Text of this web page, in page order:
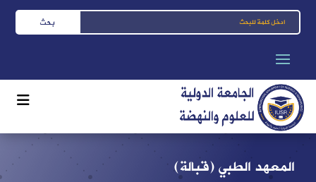
المعهد الطبي (قبالة)